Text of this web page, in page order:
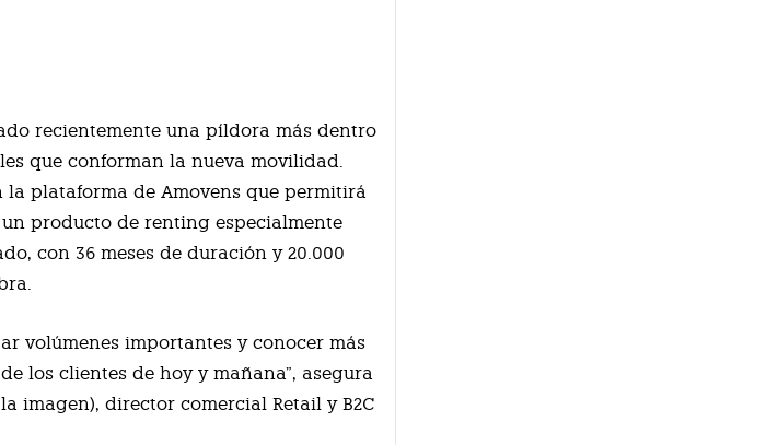
recientemente una píldora más dentro
que conforman la nueva movilidad.
plataforma de Amovens que permitirá
producto de renting especialmente
con 36 meses de duración y 20.000
volúmenes importantes y conocer más
los clientes de hoy y mañana”, asegura
imagen), director comercial Retail y B2C